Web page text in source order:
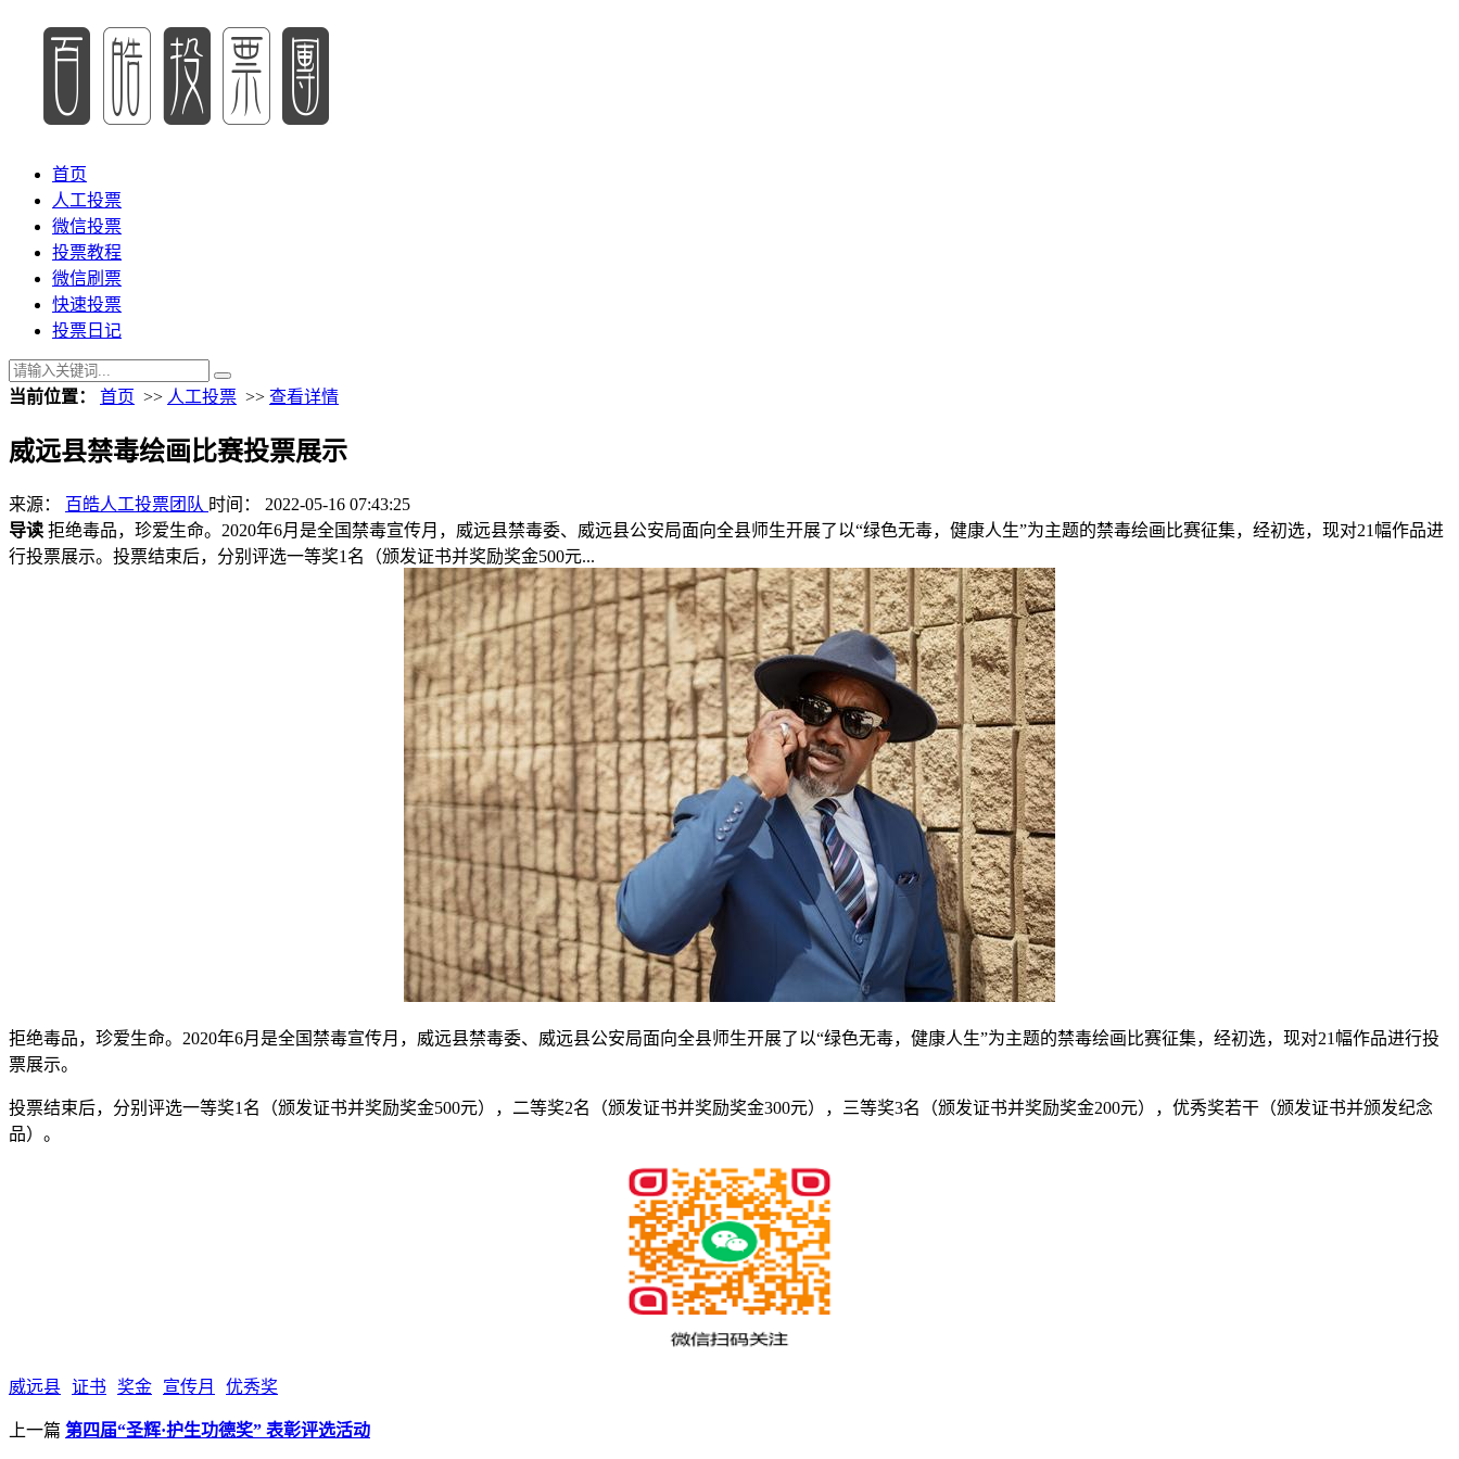
首页
人工投票
微信投票
投票教程
微信刷票
快速投票
投票日记
当前位置： 首页 >> 人工投票 >> 查看详情
威远县禁毒绘画比赛投票展示
来源： 百皓人工投票团队 时间： 2022-05-16 07:43:25
导读 拒绝毒品，珍爱生命。2020年6月是全国禁毒宣传月，威远县禁毒委、威远县公安局面向全县师生开展了以“绿色无毒，健康人生”为主题的禁毒绘画比赛征集，经初选，现对21幅作品进
行投票展示。投票结束后，分别评选一等奖1名（颁发证书并奖励奖金500元...
拒绝毒品，珍爱生命。2020年6月是全国禁毒宣传月，威远县禁毒委、威远县公安局面向全县师生开展了以“绿色无毒，健康人生”为主题的禁毒绘画比赛征集，经初选，现对21幅作品进行投
票展示。
投票结束后，分别评选一等奖1名（颁发证书并奖励奖金500元），二等奖2名（颁发证书并奖励奖金300元），三等奖3名（颁发证书并奖励奖金200元），优秀奖若干（颁发证书并颁发纪念
品）。
威远县 证书 奖金 宣传月 优秀奖
上一篇 第四届“圣辉·护生功德奖” 表彰评选活动